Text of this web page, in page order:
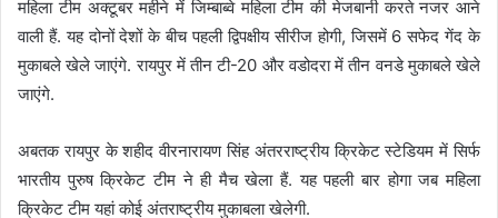
महिला टीम अक्टूबर महीने में जिम्बाब्वे महिला टीम की मेजबानी करते नजर आने
वाली हैं. यह दोनों देशों के बीच पहली द्विपक्षीय सीरीज होगी, जिसमें 6 सफेद गेंद के
मुकाबले खेले जाएंगे. रायपुर में तीन टी-20 और वडोदरा में तीन वनडे मुकाबले खेले
जाएंगे.
अबतक रायपुर के शहीद वीरनारायण सिंह अंतरराष्ट्रीय क्रिकेट स्टेडियम में सिर्फ
भारतीय पुरुष क्रिकेट टीम ने ही मैच खेला हैं. यह पहली बार होगा जब महिला
क्रिकेट टीम यहां कोई अंतराष्ट्रीय मुकाबला खेलेगी.